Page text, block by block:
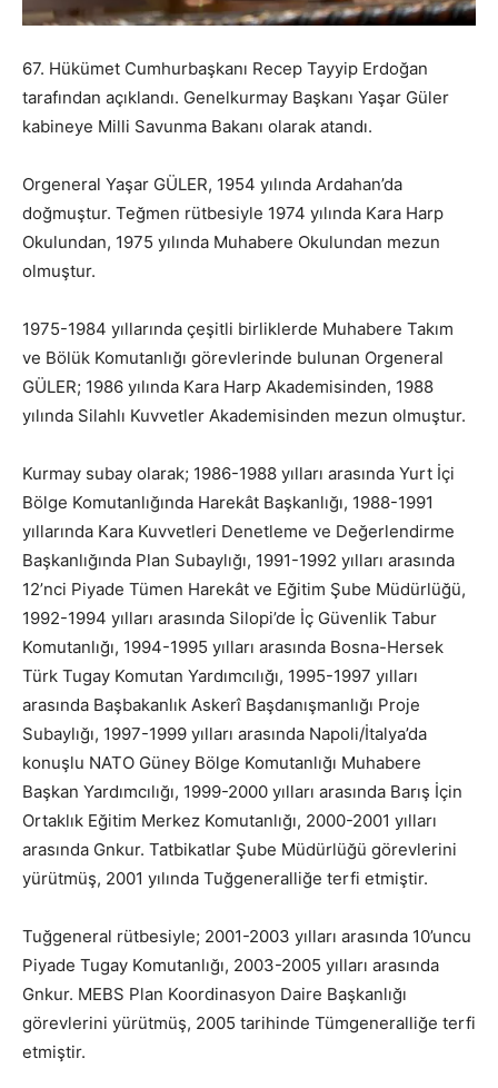
67. Hükümet Cumhurbaşkanı Recep Tayyip Erdoğan
tarafından açıklandı. Genelkurmay Başkanı Yaşar Güler
kabineye Milli Savunma Bakanı olarak atandı.
Orgeneral Yaşar GÜLER, 1954 yılında Ardahan’da
doğmuştur. Teğmen rütbesiyle 1974 yılında Kara Harp
Okulundan, 1975 yılında Muhabere Okulundan mezun
olmuştur.
1975-1984 yıllarında çeşitli birliklerde Muhabere Takım
ve Bölük Komutanlığı görevlerinde bulunan Orgeneral
GÜLER; 1986 yılında Kara Harp Akademisinden, 1988
yılında Silahlı Kuvvetler Akademisinden mezun olmuştur.
Kurmay subay olarak; 1986-1988 yılları arasında Yurt İçi
Bölge Komutanlığında Harekât Başkanlığı, 1988-1991
yıllarında Kara Kuvvetleri Denetleme ve Değerlendirme
Başkanlığında Plan Subaylığı, 1991-1992 yılları arasında
12’nci Piyade Tümen Harekât ve Eğitim Şube Müdürlüğü,
1992-1994 yılları arasında Silopi’de İç Güvenlik Tabur
Komutanlığı, 1994-1995 yılları arasında Bosna-Hersek
Türk Tugay Komutan Yardımcılığı, 1995-1997 yılları
arasında Başbakanlık Askerî Başdanışmanlığı Proje
Subaylığı, 1997-1999 yılları arasında Napoli/İtalya’da
konuşlu NATO Güney Bölge Komutanlığı Muhabere
Başkan Yardımcılığı, 1999-2000 yılları arasında Barış İçin
Ortaklık Eğitim Merkez Komutanlığı, 2000-2001 yılları
arasında Gnkur. Tatbikatlar Şube Müdürlüğü görevlerini
yürütmüş, 2001 yılında Tuğgeneralliğe terfi etmiştir.
Tuğgeneral rütbesiyle; 2001-2003 yılları arasında 10’uncu
Piyade Tugay Komutanlığı, 2003-2005 yılları arasında
Gnkur. MEBS Plan Koordinasyon Daire Başkanlığı
görevlerini yürütmüş, 2005 tarihinde Tümgeneralliğe terfi
etmiştir.